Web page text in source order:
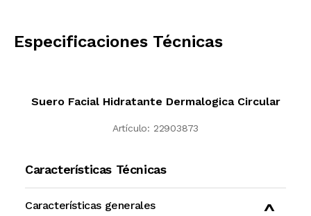
Especificaciones Técnicas
Suero Facial Hidratante Dermalogica Circular
Artículo: 22903873
Características Técnicas
Características generales